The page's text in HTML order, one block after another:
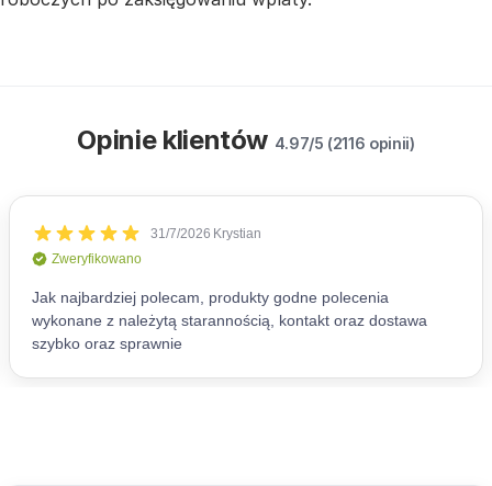
Opinie klientów 4.97/5 (2116 opinii)